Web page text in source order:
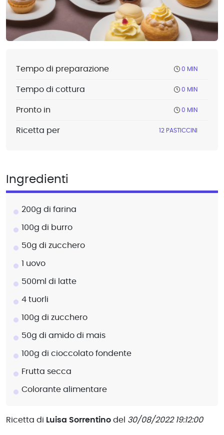
Tempo di preparazione 0 MIN
Tempo di cottura 0 MIN
Pronto in 0 MIN
Ricetta per 12 PASTICCINI
Ricetta di Luisa Sorrentino del 30/08/2022 19:12:00
Ingredienti
200g di farina
100g di burro
50g di zucchero
1 uovo
500ml di latte
4 tuorli
100g di zucchero
50g di amido di mais
100g di cioccolato fondente
Frutta secca
Colorante alimentare